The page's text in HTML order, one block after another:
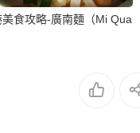
美食攻略-廣南麵（Mi Qua